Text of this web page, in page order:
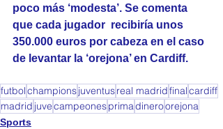
poco más ‘modesta’. Se comenta
que cada jugador  recibiría unos
350.000 euros por cabeza en el caso
de levantar la ‘orejona’ en Cardiff.
futbolchampionsjuventusreal madridfinalcardiff
madrid juvecampeonesprimadineroorejona
Sports